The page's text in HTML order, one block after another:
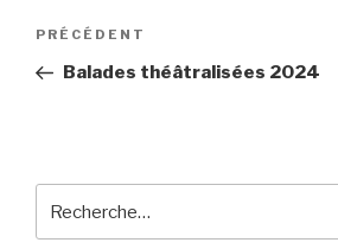
Navigation
l’article
Article
précédent
PRÉCÉDENT
Balades théâtralisées 2024